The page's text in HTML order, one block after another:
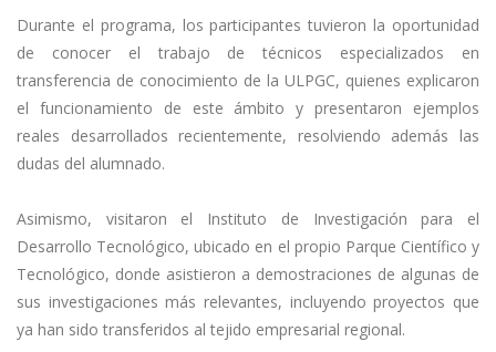
Durante el programa, los participantes tuvieron la oportunidad
de conocer el trabajo de técnicos especializados en
transferencia de conocimiento de la ULPGC, quienes explicaron
el funcionamiento de este ámbito y presentaron ejemplos
reales desarrollados recientemente, resolviendo además las
dudas del alumnado.
Asimismo, visitaron el Instituto de Investigación para el
Desarrollo Tecnológico, ubicado en el propio Parque Científico y
Tecnológico, donde asistieron a demostraciones de algunas de
sus investigaciones más relevantes, incluyendo proyectos que
ya han sido transferidos al tejido empresarial regional.